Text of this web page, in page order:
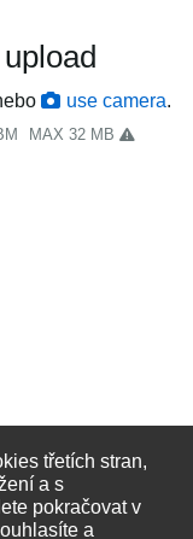
use camera
MAX 32 MB
třetích stran,
a s
pokračovat v
a